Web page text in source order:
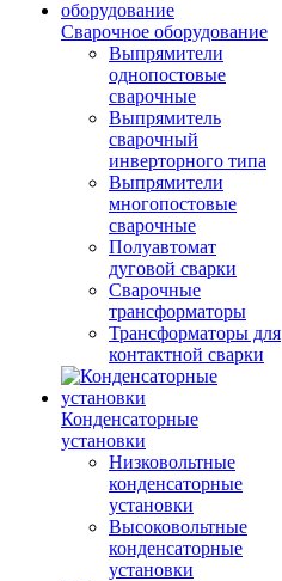
Сварочное оборудование
Выпрямители
однопостовые
сварочные
Выпрямитель
сварочный
инверторного типа
Выпрямители
многопостовые
сварочные
Полуавтомат
дуговой сварки
Сварочные
трансформаторы
Трансформаторы для
контактной сварки
Конденсаторные
установки
Низковольтные
конденсаторные
установки
Высоковольтные
конденсаторные
установки